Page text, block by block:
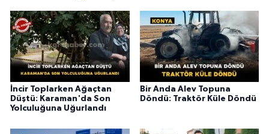
İncir Toplarken Ağaçtan
Düştü: Karaman'da Son
Yolculuğuna Uğurlandı
Bir Anda Alev Topuna
Döndü: Traktör Küle Döndü